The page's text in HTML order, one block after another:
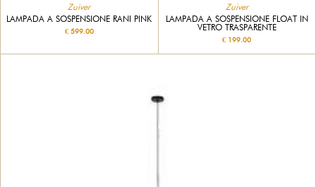
Zuiver
LAMPADA A SOSPENSIONE RANI PINK
€ 599.00
Zuiver
LAMPADA A SOSPENSIONE FLOAT IN
VETRO TRASPARENTE
€ 199.00